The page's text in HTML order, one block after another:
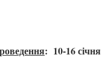
: 10-16